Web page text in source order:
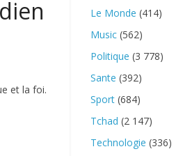
et la foi.
Le Monde (414)
Music (562)
Politique (3 778)
Sante (392)
Sport (684)
Tchad (2 147)
Technologie (336)